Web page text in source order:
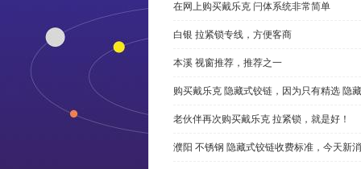
在网上购买戴乐克 闩体系统非常简单
白银 拉紧锁专线，方便客商
本溪 视窗推荐，推荐之一
购买戴乐克 隐藏式铰链，因为只有精选 隐
老伙伴再次购买戴乐克 拉紧锁，就是好！
濮阳 不锈钢 隐藏式铰链收费标准，今天新